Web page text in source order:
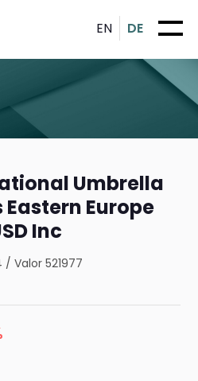
EN DE
Umbrella
Europe
Inc
/Valor 521977